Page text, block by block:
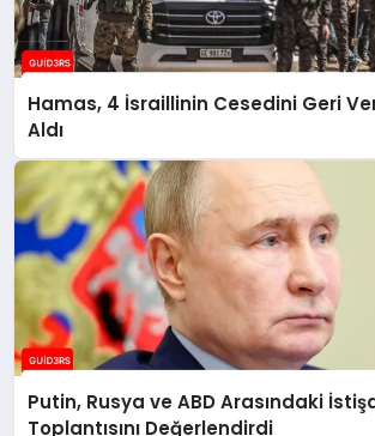
Hamas, 4 İsraillinin Cesedini Geri
Aldı
Putin, Rusya ve ABD Arasındaki
Toplantısını Değerlendirdi